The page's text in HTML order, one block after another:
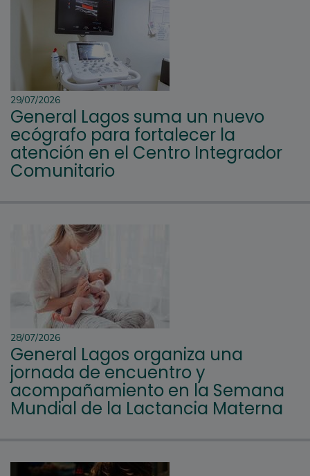
29/07/2026
General Lagos suma un nuevo
ecógrafo para fortalecer la
atención en el Centro Integrador
Comunitario
28/07/2026
General Lagos organiza una
jornada de encuentro y
acompañamiento en la Semana
Mundial de la Lactancia Materna